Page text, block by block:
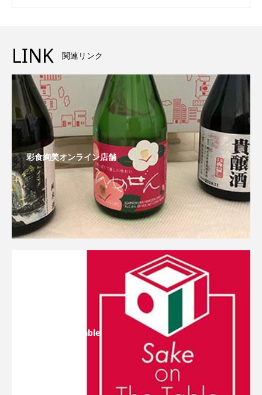
LINK 関連リンク
彩食絢美オンライン店舗
Sake On The Table